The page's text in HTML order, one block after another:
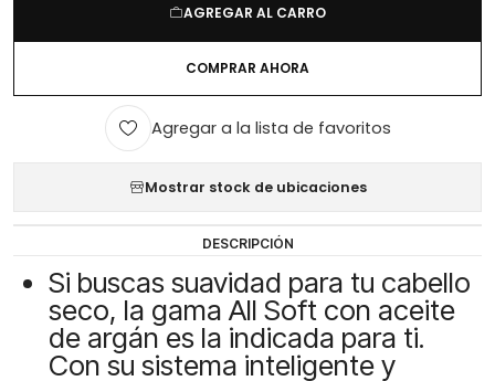
AGREGAR AL CARRO
COMPRAR AHORA
Agregar a la lista de favoritos
Mostrar stock de ubicaciones
DESCRIPCIÓN
Si buscas suavidad para tu cabello
seco, la gama All Soft con aceite
de argán es la indicada para ti.
Con su sistema inteligente y